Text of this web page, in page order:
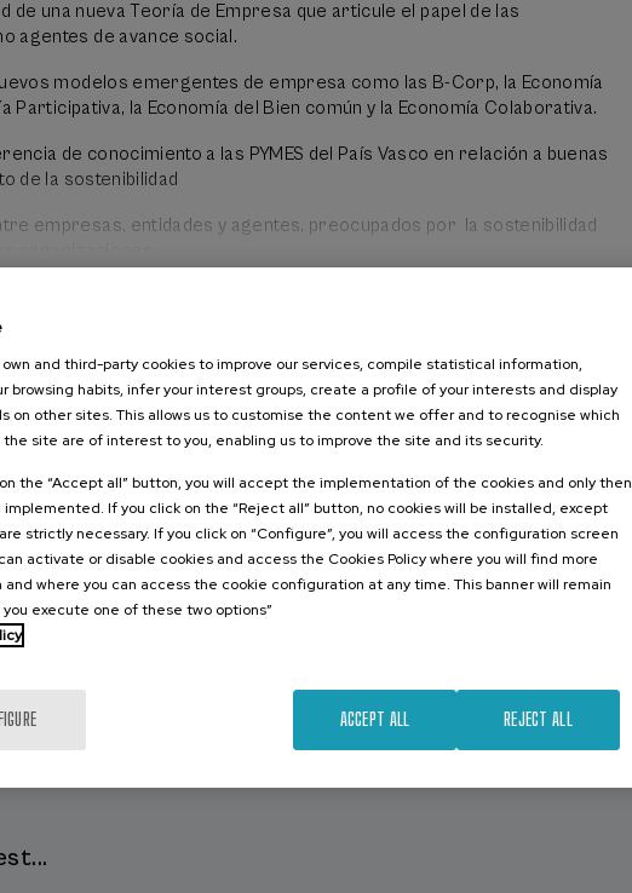
de una nueva Teoría de Empresa que articule el papel de las
agentes de avance social.
modelos emergentes de empresa como las B-Corp, la Economía
Participativa, la Economía del Bien común y la Economía Colaborativa.
de conocimiento a las PYMES del País Vasco en relación a buenas
de la sostenibilidad
empresas, entidades y agentes, preocupados por la sostenibilidad
en la gestión empresarial.
own and third-party cookies to improve our services, compile statistical information,
browsing habits, infer your interest groups, create a profile of your interests and display
on other sites. This allows us to customise the content we offer and to recognise which
site are of interest to you, enabling us to improve the site and its security.
the “Accept all” button, you will accept the implementation of the cookies and only then
If you click on the “Reject all” button, no cookies will be installed, except
strictly necessary. If you click on “Configure”, you will access the configuration screen
activate or disable cookies and access the Cookies Policy where you will find more
where you can access the cookie configuration at any time. This banner will remain
execute one of these two options”
REJECT ALL
ACCEPT ALL